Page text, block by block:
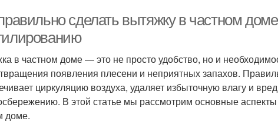
сделать вытяжку в частном
в частном доме — это не просто удобство, но и
появления плесени и неприятных запахов.
циркуляцию воздуха, удаляет избыточную влагу и
В этой статье мы рассмотрим основные
доме.